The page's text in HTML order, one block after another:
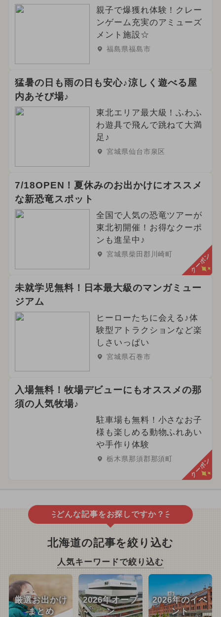
親子で爆獲れ体験！クレー
ンゲーム充実のアミューズ
メント施設☆
福島県福島市
猛暑の日も雨の日も安心♪涼しく遊べる屋
内あそび場♪
東北エリア最大級！ふわふ
わ遊具で飛んで跳ねて大満
足♪
宮城県仙台市泉区
7/18OPEN！夏休みのお出かけにオススメ
な新恐竜スポット
全国で人気の恐竜ツアーが
東北初開催！お得なクーポ
ンも進呈中♪
宮城県柴田郡川崎町 クーポン
未就学児無料！日本最大級のマンガミュー
ジアム
ヒーローたちに会える♪体
験型アトラクションなど楽
しさいっぱい
宮城県石巻市
入場無料！牧場デビューにもオススメの那
須の人気牧場♪
駐車場も無料！小さなお子
様も楽しめる動物ふれあい
や手作り体験
栃木県那須郡那須町 クーポン
どんな記事をお探しですか？
北海道の記事を絞り込む
人気キーワードで絞り込む
厳選お出かけ
まとめ
2026年オープ
ン
2026年のイベ
ント